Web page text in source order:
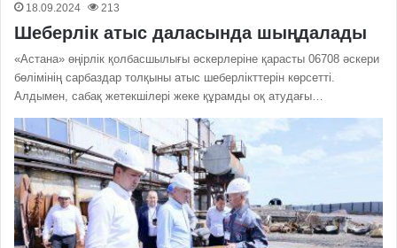
18.09.2024 213
Шеберлік атыс даласында шыңдалады
«Астана» өңірлік қолбасшылығы әскерлеріне қарасты 06708 әскери
бөлімінің сарбаздар толқыны атыс шеберлікттерін көрсетті.
Алдымен, сабақ жетекшілері жеке құрамды оқ атудағы…